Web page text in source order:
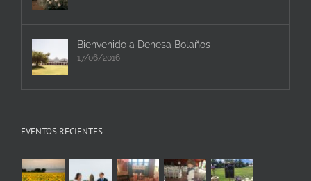
Bienvenido a Dehesa Bolaños
17/06/2016
EVENTOS RECIENTES